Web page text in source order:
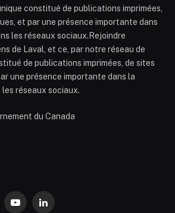
constitué de publications imprimées,
et par une présence importante dans
les réseaux sociaux.Rejoindre
de Laval, et ce, par notre réseau de
de publications imprimées, de sites
une présence importante dans la
réseaux sociaux.
du Canada
YouTubeLinkedIn